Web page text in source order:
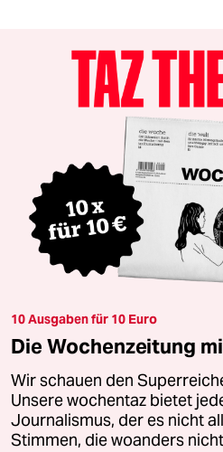
10 Ausgaben für 10 Euro
Die Wochenzeitung
Wir schauen den
Unsere wochentaz bietet
Journalismus, der es nicht
Stimmen, die woanders